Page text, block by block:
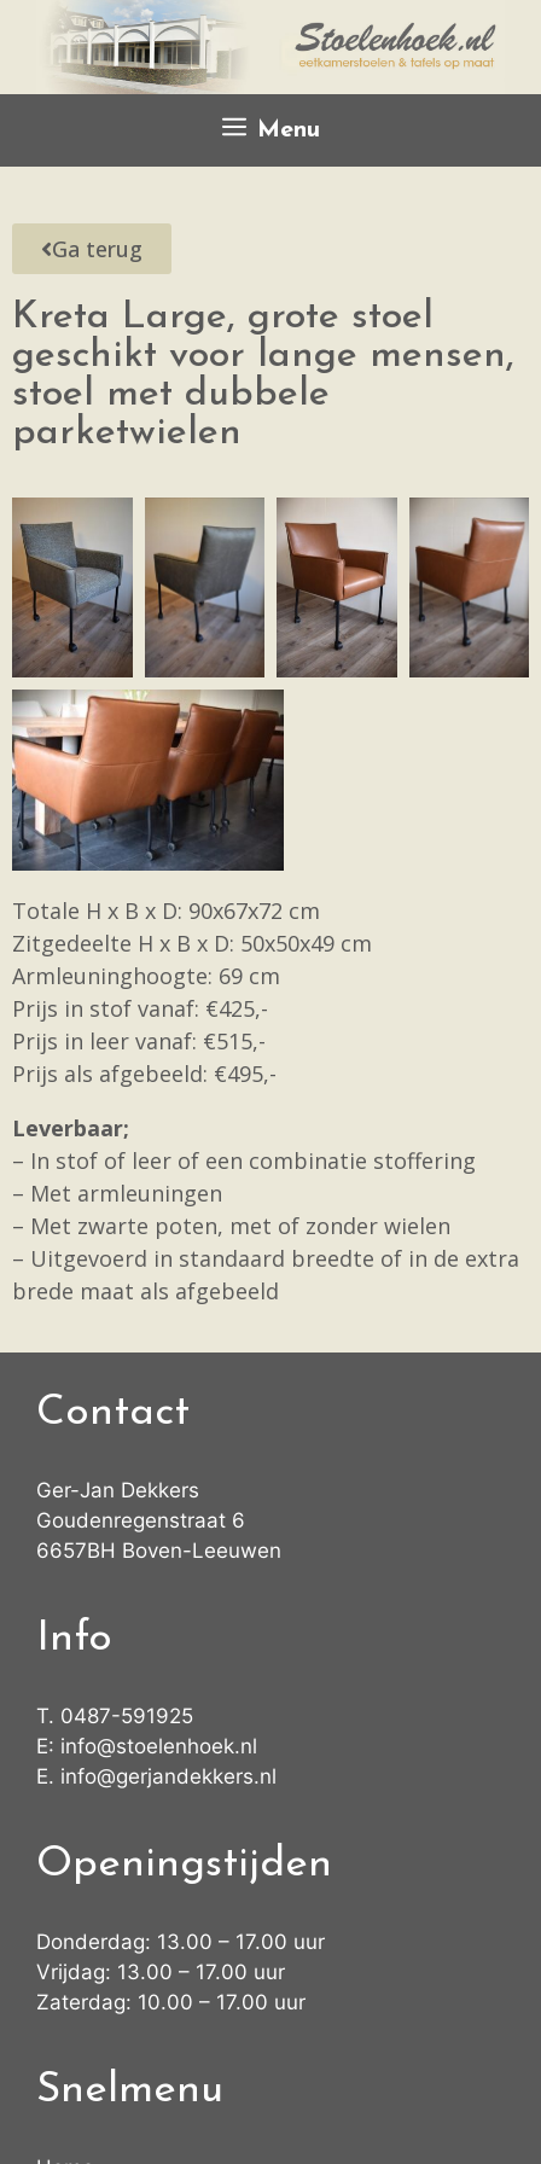
Menu
Ga terug
Kreta Large, grote stoel
geschikt voor lange mensen,
stoel met dubbele
parketwielen
Totale H x B x D: 90x67x72 cm
Zitgedeelte H x B x D: 50x50x49 cm
Armleuninghoogte: 69 cm
Prijs in stof vanaf: €425,-
Prijs in leer vanaf: €515,-
Prijs als afgebeeld: €495,-
Leverbaar;
– In stof of leer of een combinatie stoffering
– Met armleuningen
– Met zwarte poten, met of zonder wielen
– Uitgevoerd in standaard breedte of in de extra
brede maat als afgebeeld
Contact
Ger-Jan Dekkers
Goudenregenstraat 6
6657BH Boven-Leeuwen
Info
T. 0487-591925
E: info@stoelenhoek.nl
E. info@gerjandekkers.nl
Openingstijden
Donderdag: 13.00 – 17.00 uur
Vrijdag: 13.00 – 17.00 uur
Zaterdag: 10.00 – 17.00 uur
Snelmenu